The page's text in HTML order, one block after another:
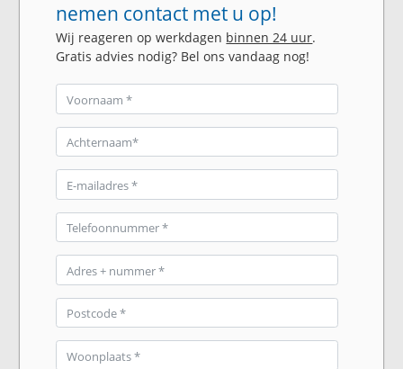
nemen contact met u op!
Wij reageren op werkdagen binnen 24 uur.
Gratis advies nodig? Bel ons vandaag nog!